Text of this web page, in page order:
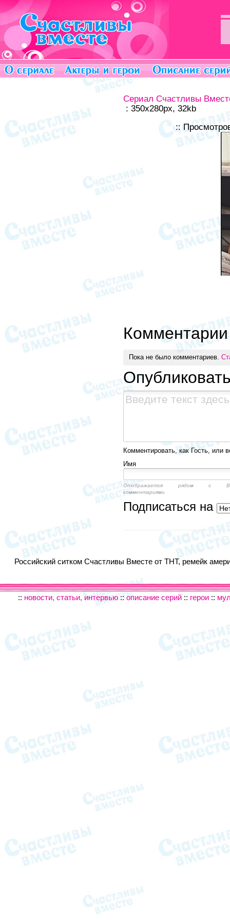
Сериал Счастливы
: 350x280px, 32kb
::
Комментарии
Пока не было комментариев.
Комментировать, как Гость, или
Имя
Отображается рядом с
комментариями
Подписаться на
Российский ситком Счастливы Вместе от ТНТ, ремейк
:: новости, статьи, интервью::описание серий :: герои ::